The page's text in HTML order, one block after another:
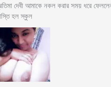
দেবী আমাকে নকল করার সময় ধরে
হল স্কুল